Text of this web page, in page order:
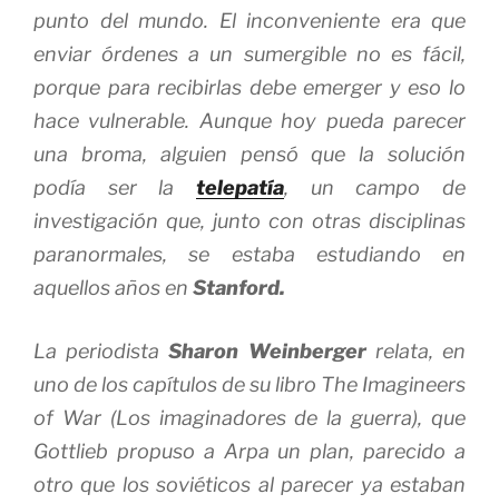
punto del mundo. El inconveniente era que
enviar órdenes a un sumergible no es fácil,
porque para recibirlas debe emerger y eso lo
hace vulnerable. Aunque hoy pueda parecer
una broma, alguien pensó que la solución
podía ser la telepatía, un campo de
investigación que, junto con otras disciplinas
paranormales, se estaba estudiando en
aquellos años en Stanford.
La periodistaSharon Weinbergerrelata, en
uno de los capítulos de su libro The Imagineers
of War (Los imaginadores de la guerra), que
Gottlieb propuso a Arpa un plan, parecido a
otro que los soviéticos al parecer ya estaban